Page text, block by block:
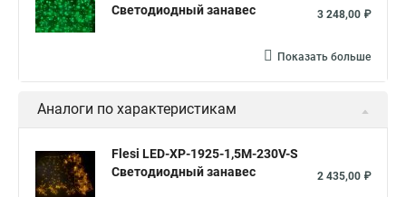
Светодиодный занавес
3 248,00 ₽
Показать больше
Аналоги по характеристикам
Flesi LED-XP-1925-1,5M-230V-S
Светодиодный занавес
2 435,00 ₽